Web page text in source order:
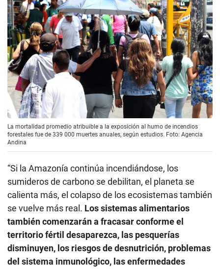
La mortalidad promedio atribuible a la exposición al humo de incendios
forestales fue de 339 000 muertes anuales, según estudios. Foto: Agencia
Andina
“Si la Amazonía continúa incendiándose, los
sumideros de carbono se debilitan, el planeta se
calienta más, el colapso de los ecosistemas también
se vuelve más real. Los sistemas alimentarios
también comenzarán a fracasar conforme el
territorio fértil desaparezca, las pesquerías
disminuyen, los riesgos de desnutrición, problemas
del sistema inmunológico, las enfermedades